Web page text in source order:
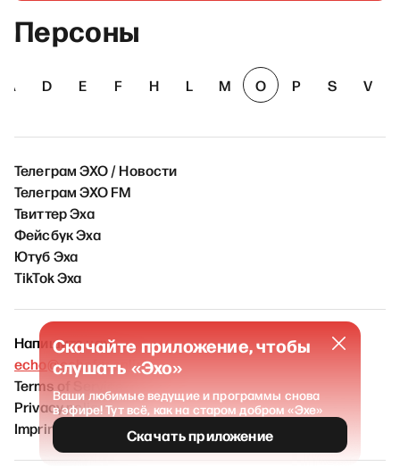
Персоны
A D E F H L M O P S V
Скачайте приложение, чтобы
слушать «Эхо»
Ваши любимые ведущие и программы снова
в эфире! Тут всё, как на старом добром «Эхе»
Скачать приложение
Телеграм ЭХО / Новости
Телеграм ЭХО FM
Твиттер Эха
Фейсбук Эха
Ютуб Эха
TikTok Эха
Напишите нам
echo@echofm.online
Terms of Service
Privacy policy
Imprint